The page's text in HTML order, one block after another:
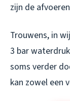
zijn de
Trouwens, in
3 bar
soms verder
kan zowel een